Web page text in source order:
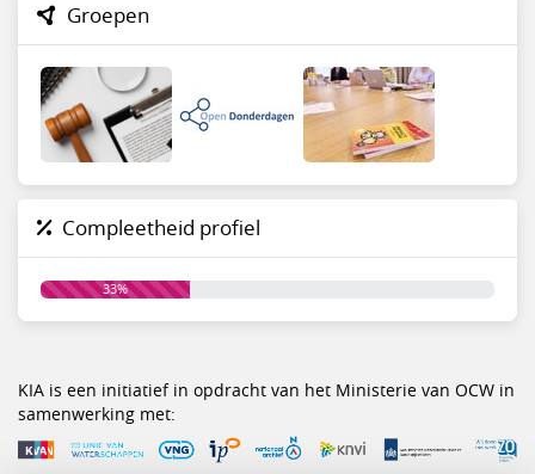
Groepen
Compleetheid profiel
33%
KIA is een initiatief in opdracht van het Ministerie van OCW in
samenwerking met: